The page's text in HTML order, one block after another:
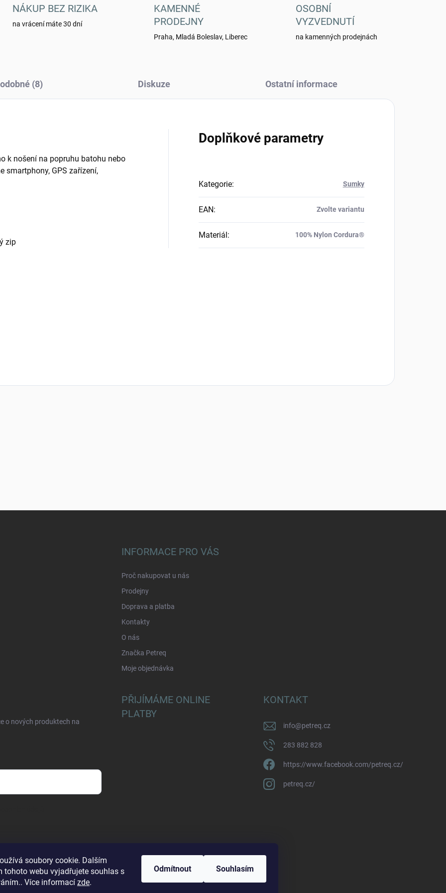
soubory cookie. Dalším
tohoto webu vyjadřujete souhlas s
Více informací zde.
Odmítnout Souhlasím
NÁKUP BEZ RIZIKA
na vrácení máte 30 dní
KAMENNÉ
PRODEJNY
Praha, Mladá Boleslav, Liberec
OSOBNÍ
VYZVEDNUTÍ
na kamenných prodejnách
(8) Diskuze Ostatní informace
k nošení na popruhu batohu nebo
smartphony, GPS zařízení,
zip
Doplňkové parametry
Kategorie: Sumky
EAN: Zvolte variantu
Materiál : 100% Nylon Cordura®
INFORMACE PRO VÁS
Proč nakupovat u nás
Prodejny
Doprava a platba
Kontakty
O nás
Značka Petreq
Moje objednávka
o nových produktech na
PŘIJÍMÁME ONLINE
PLATBY
KONTAKT
info@petreq.cz
283 882 828
https://www.facebook.com/petreq.cz/
petreq.cz/